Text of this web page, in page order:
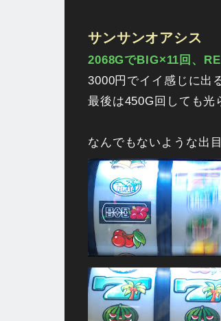
サンサンオアシス
2068GでBIG×11回、
3000円でイイ感じに出
最後は450G回しても光
なんでもないような出